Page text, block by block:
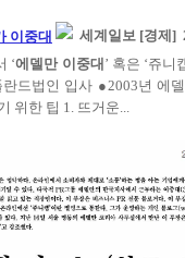
이중대
세계일보 [경제]
‘에델만 이중대 ’ 혹은 ‘쥬니
드법인 입사 ●2003년 에
위한 팁 1. 뜨거운...